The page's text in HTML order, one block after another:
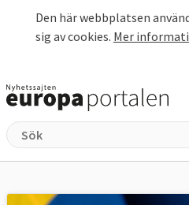
Den här webbplatsen
sig av cookies. Mer